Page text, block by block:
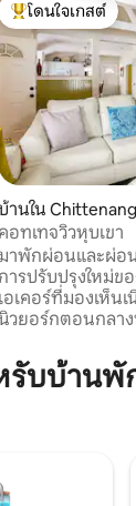
จาก 5, 13 รีวิว
โดนใจเกสต์ที่สุด
โดนใจเกสต์
านใน
คอทเทจวิวหุบเขา
มาพักผ่อนและผ่อ
การปรับปรุงใหม่ข
เอเคอร์ที่มองเห็น
วยอร์กตอนกลา
ขนาด 1200 ตร.ฟุ
ำคุณไปยัง
นเวียอยู่ห่างออกไป
บบ้านพั